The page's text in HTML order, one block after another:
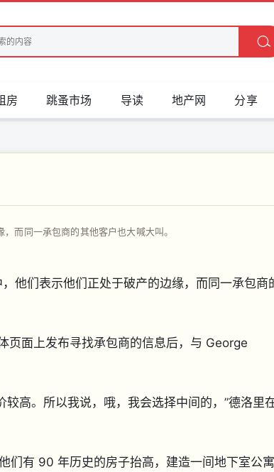
房 跳蚤市场 导读 地产网 分享
而同一承包商的其他客户也大喊大叫。
他们表示他们正处于破产的边缘，而同一承包商
面上发布寻找承包商的信息后，与 George
高。所以我说，哦，我会选择中间的，”德洛里
们有 90 年历史的房子抬高，建造一间地下室公